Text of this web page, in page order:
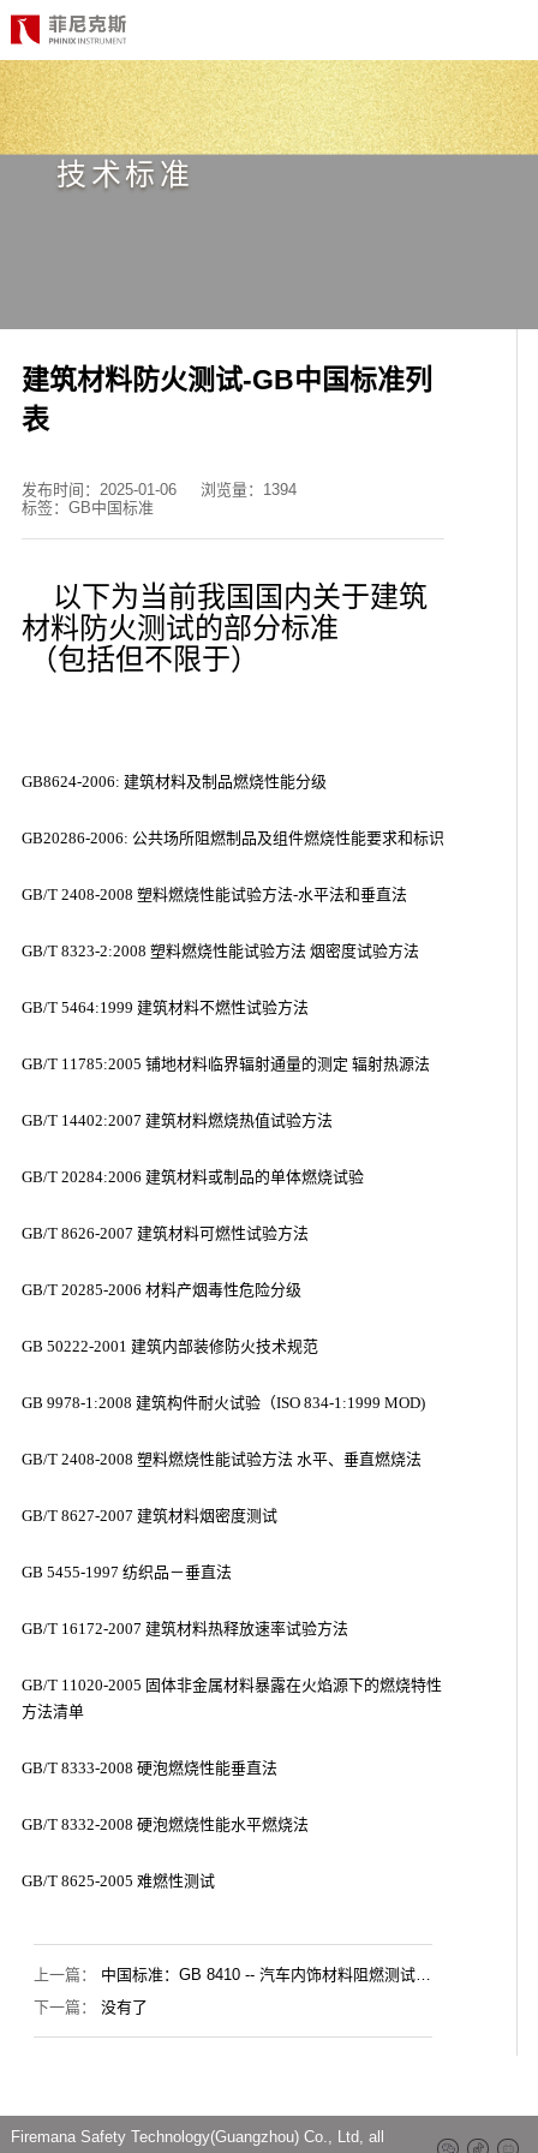
首页
产品中心
关于我们
测试标准
职位招聘
技术标准
建筑材料防火测试-GB中国标准列
表
发布时间：2025-01-06
浏览量：1394
标签：GB中国标准
以下为当前我国国内关于建筑
材料防火测试的部分标准
（包括但不限于）
GB8624-2006: 建筑材料及制品燃烧性能分级
GB20286-2006: 公共场所阻燃制品及组件燃烧性能要求和标识
GB/T 2408-2008 塑料燃烧性能试验方法-水平法和垂直法
GB/T 8323-2:2008 塑料燃烧性能试验方法 烟密度试验方法
GB/T 5464:1999 建筑材料不燃性试验方法
GB/T 11785:2005 铺地材料临界辐射通量的测定 辐射热源法
GB/T 14402:2007 建筑材料燃烧热值试验方法
GB/T 20284:2006 建筑材料或制品的单体燃烧试验
GB/T 8626-2007 建筑材料可燃性试验方法
GB/T 20285-2006 材料产烟毒性危险分级
GB 50222-2001 建筑内部装修防火技术规范
GB 9978-1:2008 建筑构件耐火试验（ISO 834-1:1999 MOD)
GB/T 2408-2008 塑料燃烧性能试验方法 水平、垂直燃烧法
GB/T 8627-2007 建筑材料烟密度测试
GB 5455-1997 纺织品－垂直法
GB/T 16172-2007 建筑材料热释放速率试验方法
GB/T 11020-2005 固体非金属材料暴露在火焰源下的燃烧特性
方法清单
GB/T 8333-2008 硬泡燃烧性能垂直法
GB/T 8332-2008 硬泡燃烧性能水平燃烧法
GB/T 8625-2005 难燃性测试
上一篇：
中国标准：GB 8410 -- 汽车内饰材料阻燃测试，
防火测试
下一篇： 没有了
Firemana Safety Technology(Guangzhou) Co., Ltd, all